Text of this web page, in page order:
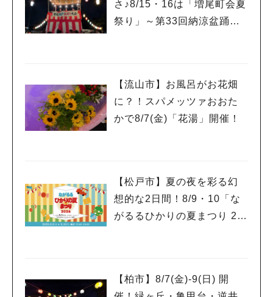
さ♪8/15・16は「増尾町会夏
祭り」～第33回納涼盆踊り
【流山市】お風呂がお花畑
に？！スパメッツァおおた
かで8/7(金)「花湯」開催！
【松戸市】夏の夜を彩る幻
想的な2日間！8/9・10「な
がるるひかりの夏まつり 20
【柏市】8/7(金)‐9(日) 開